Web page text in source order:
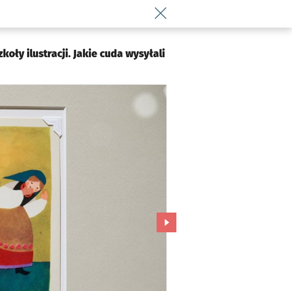
Wróć do artykułu Kartki wielkanocne
ilustracji. Jakie cuda wysyłali
Przejdź do kolejnego zdjęcia.